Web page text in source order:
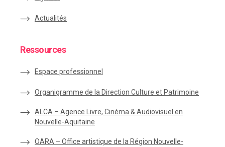
Actualités
Ressources
Espace professionnel
Organigramme de la Direction Culture et Patrimoine
ALCA – Agence Livre, Cinéma & Audiovisuel en
Nouvelle-Aquitaine
OARA – Office artistique de la Région Nouvelle-